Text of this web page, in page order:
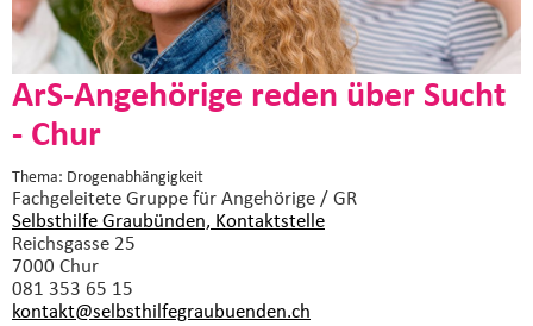
ArS-Angehörige reden über Sucht
- Chur
Thema: Drogenabhängigkeit
Fachgeleitete Gruppefür Angehörige / GR
Selbsthilfe Graubünden, Kontaktstelle
Reichsgasse 25
7000 Chur
081 353 65 15
kontakt@selbsthilfegraubuenden.ch